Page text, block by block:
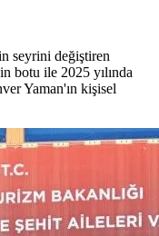
seyrini değiştiren
botu ile 2025 yılında
Yaman'ın kişisel